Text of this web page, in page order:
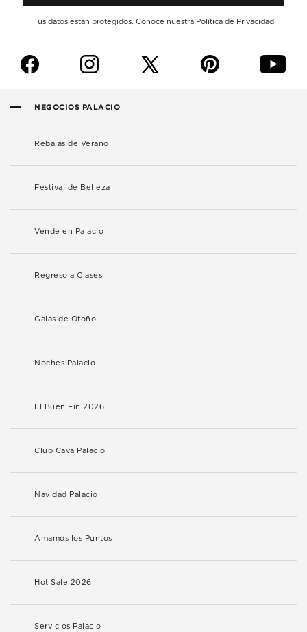
Tus datos están protegidos. Conoce nuestra Política de Privacidad
f i p y
NEGOCIOS PALACIO
Rebajas de Verano
Festival de Belleza
Vende en Palacio
Regreso a Clases
Galas de Otoño
Noches Palacio
El Buen Fin 2026
Club Cava Palacio
Navidad Palacio
Amamos los Puntos
Hot Sale 2026
Servicios Palacio